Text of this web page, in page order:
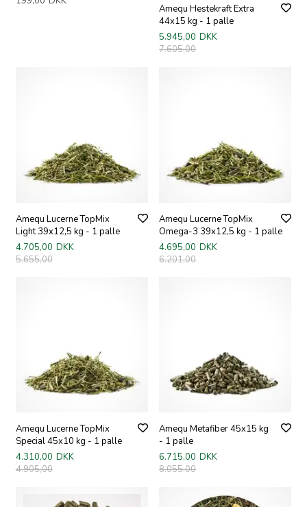
Amequ Hestekraft Extra
44x15 kg - 1 palle
5.945,00 DKK
7.605,00
Amequ Lucerne TopMix
Light 39x12,5 kg - 1 palle
4.705,00 DKK
5.655,00
Amequ Lucerne TopMix
Omega-3 39x12,5 kg - 1 palle
4.695,00 DKK
6.201,00
Amequ Lucerne TopMix
Special 45x10 kg - 1 palle
4.310,00 DKK
4.905,00
Amequ Metafiber 45x15 kg
- 1 palle
6.715,00 DKK
8.055,00